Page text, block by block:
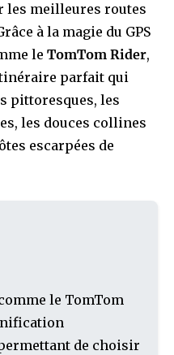
les meilleures routes
à la magie du GPS
le TomTom Rider,
parfait qui
pittoresques, les
les douces collines
escarpées de
le TomTom
de choisir